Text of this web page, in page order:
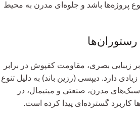
پروژه‌ها باشد و جلوه‌ای مدرن به محیط
زیبایی بصری، مقاومت کفپوش در برابر
دارد. دیپسی (رزین باند) به دلیل تنوع
مدرن، صنعتی و مینیمال، در
کاربرد گسترده‌ای پیدا کرده است.